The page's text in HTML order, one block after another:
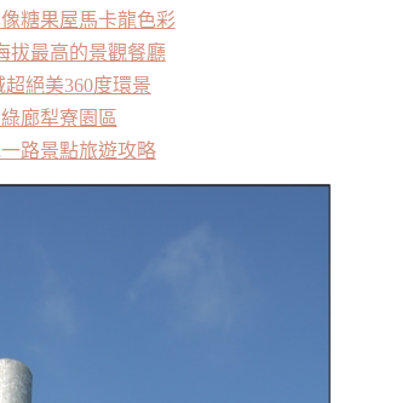
糖果屋馬卡龍色彩
拔最高的景觀餐廳
絕美360度環景
廊犁寮園區
路景點旅遊攻略